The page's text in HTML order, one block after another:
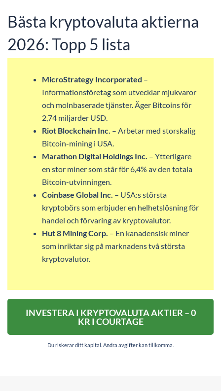
Bästa kryptovaluta aktierna
2026: Topp 5 lista
MicroStrategy Incorporated –
Informationsföretag som utvecklar mjukvaror
och molnbaserade tjänster. Äger Bitcoins för
2,74 miljarder USD.
Riot Blockchain Inc. – Arbetar med storskalig
Bitcoin-mining i USA.
Marathon Digital Holdings Inc. – Ytterligare
en stor miner som står för 6,4% av den totala
Bitcoin-utvinningen.
Coinbase Global Inc. – USA:s största
kryptobörs som erbjuder en helhetslösning för
handel och förvaring av kryptovalutor.
Hut 8 Mining Corp. – En kanadensisk miner
som inriktar sig på marknadens två största
kryptovalutor.
INVESTERA I KRYPTOVALUTA AKTIER – 0
KR I COURTAGE
Du riskerar ditt kapital. Andra avgifter kan tillkomma.